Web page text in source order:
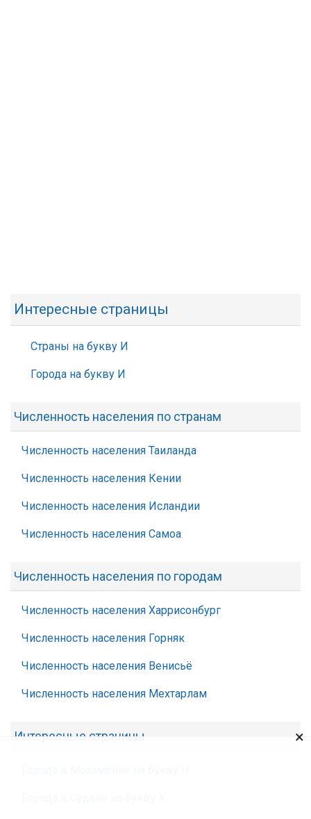
Интересные страницы
Страны на букву И
Города на букву И
Численность населения по странам
Численность населения Таиланда
Численность населения Кении
Численность населения Исландии
Численность населения Самоа
Численность населения по городам
Численность населения Харрисонбург
Численность населения Горняк
Численность населения Венисьё
Численность населения Мехтарлам
Интересные страницы ×